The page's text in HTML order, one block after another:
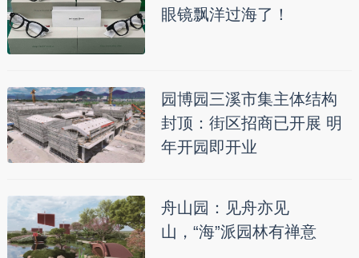
眼镜飘洋过海了！
园博园三溪市集主体结构
封顶：街区招商已开展 明
年开园即开业
舟山园：见舟亦见
山，“海”派园林有禅意